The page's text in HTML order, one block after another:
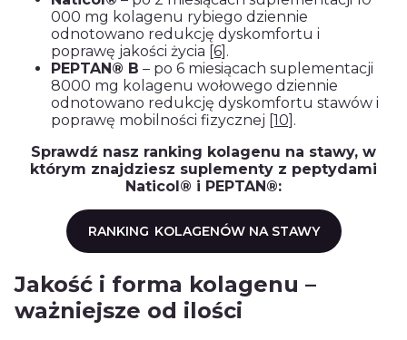
000 mg kolagenu rybiego dziennie
odnotowano redukcję dyskomfortu i
poprawę jakości życia [6] .
PEPTAN® B – po 6 miesiącach suplementacji
8000 mg kolagenu wołowego dziennie
odnotowano redukcję dyskomfortu stawów i
poprawę mobilności fizycznej [10] .
Sprawdź nasz ranking kolagenu na stawy, w
którym znajdziesz suplementy z peptydami
Naticol® i PEPTAN®:
RANKING KOLAGENÓW NA STAWY
Jakość i forma kolagenu –
ważniejsze od ilości